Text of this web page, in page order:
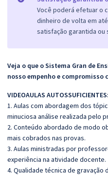
Você poderá efetuar o
dinheiro de volta em
satisfação garantida ou
Veja o que o Sistema Gran de
nosso empenho e compromisso
VIDEOAULAS AUTOSSUFICIENTES:
1. Aulas com abordagem dos
minuciosa análise realizada pelo
2. Conteúdo abordado de modo
mais cobrados nas provas.
3. Aulas ministradas por
experiência na atividade docente.
4. Qualidade técnica de gravação